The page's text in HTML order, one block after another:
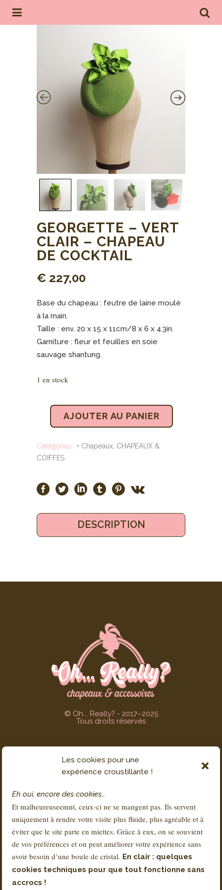
Les cookies pour une
expérience croustillante !
Eh oui, encore des cookies…
Et malheureuseemnt, ceux-ci ne se mangent pas. Ils servent
uniquement à rendre votre visite plus fluide, plus agréable et à
éviter que le site parte en miettes. Grâce à eux, on se souvient
de vos préférences et on peut améliorer votre expérience sans
avoir besoin d’une boule de cristal. En clair : quelques
cookies techniques pour que tout fonctionne sans
accrocs !
GEORGETTE – VERT
CLAIR – CHAPEAU
DE COCKTAIL
€ 227,00
Base du chapeau : feutre de laine moulé
à la main.
Taille : env. 20 x 15 x 11cm/8 x 6 x 4.3in.
Garniture : fleur et feuilles en soie
sauvage shantung.
1 en stock
AJOUTER AU PANIER
Catégories : • Chapeaux CHAPEAUX &
COIFFES
DESCRIPTION
© Oh... Really? - 2017–2025
Tous droits réservés
SERVICE CLIENT
FAQs
Livraison & Retours
À propos de Sandra
RÉGLEMENTATION
Conditions Générales de Vente – CGV